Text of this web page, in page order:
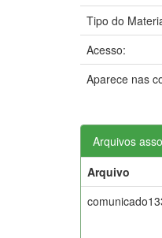
Tipo do
Acesso:
Aparece nas
Arquivos
Arquivo